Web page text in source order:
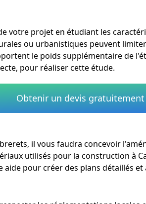
votre projet en étudiant les
ou urbanistiques peuvent
le poids supplémentaire de
pour réaliser cette étude.
Obtenir un devis gratuitement
il vous faudra concevoir
utilisés pour la construction à
pour créer des plans détaillés et